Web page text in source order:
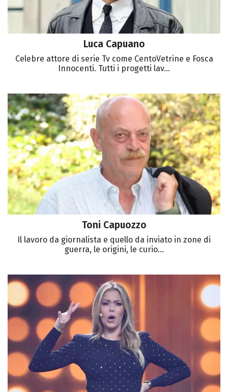
Luca Capuano
Celebre attore di serie Tv come CentoVetrine e Fosca
Innocenti. Tutti i progetti lav...
Toni Capuozzo
Il lavoro da giornalista e quello da inviato in zone di
guerra, le origini, le curio...